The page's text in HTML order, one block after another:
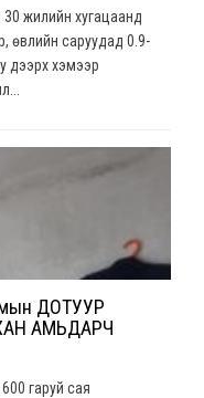
30 жилийн хугацаанд
өвлийн саруудад 0.9-
дээрх хэмээр
ДОТУУР
АМЬДАРЧ
гаруй сая